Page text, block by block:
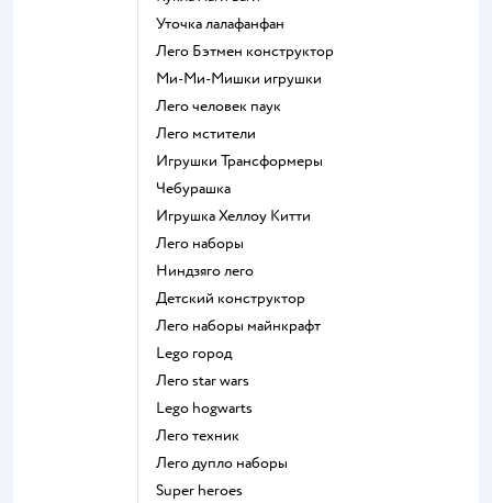
Уточка лалафанфан
Лего Бэтмен конструктор
Ми-Ми-Мишки игрушки
Лего человек паук
Лего мстители
Игрушки Трансформеры
Чебурашка
Игрушка Хеллоу Китти
Лего наборы
Ниндзяго лего
Детский конструктор
Лего наборы майнкрафт
Lego город
Лего star wars
Lego hogwarts
Лего техник
Лего дупло наборы
Super heroes